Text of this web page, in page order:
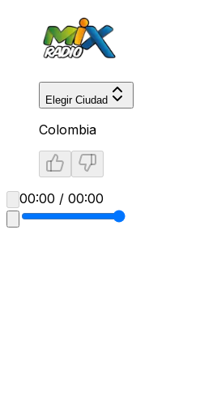
Elegir Ciudad
Colombia
00:00 / 00:00